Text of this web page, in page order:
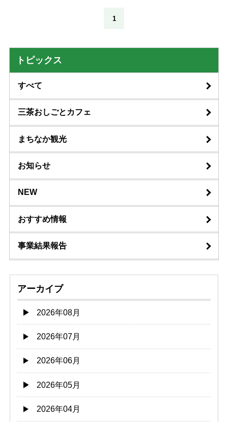
1
トピックス
すべて
三茶おしごとカフェ
まちなか観光
お知らせ
NEW
おすすめ情報
事業結果報告
アーカイブ
2026年08月
2026年07月
2026年06月
2026年05月
2026年04月